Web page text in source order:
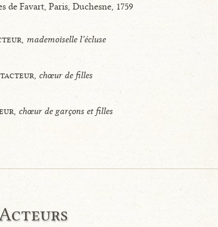
de Favart, Paris, Duchesne, 1759
mademoiselle l’écluse
chœur de filles
chœur de garçons et filles